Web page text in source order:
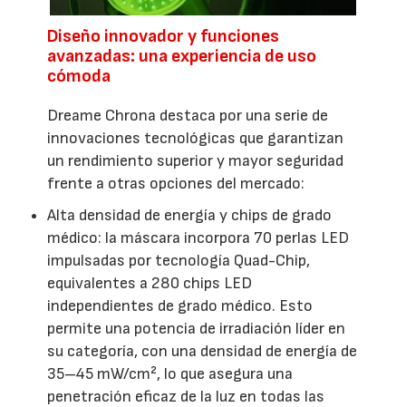
Diseño innovador y funciones
avanzadas: una experiencia de uso
cómoda
Dreame Chrona destaca por una serie de
innovaciones tecnológicas que garantizan
un rendimiento superior y mayor seguridad
frente a otras opciones del mercado:
Alta densidad de energía y chips de grado
médico: la máscara incorpora 70 perlas LED
impulsadas por tecnología Quad-Chip,
equivalentes a 280 chips LED
independientes de grado médico. Esto
permite una potencia de irradiación líder en
su categoría, con una densidad de energía de
35–45 mW/cm², lo que asegura una
penetración eficaz de la luz en todas las